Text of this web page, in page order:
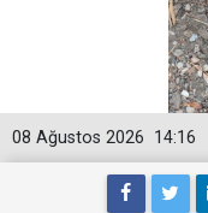
14:16
08 Ağustos 2026